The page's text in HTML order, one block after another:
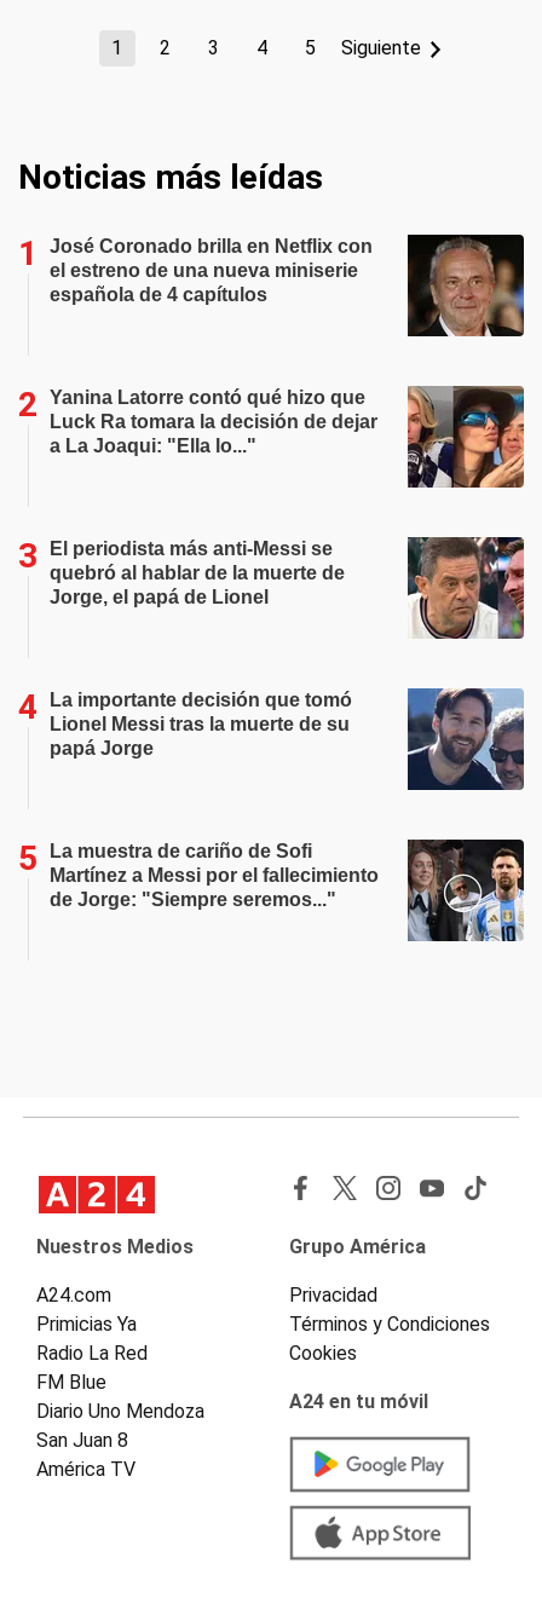
1 2 3 4 5 Siguiente
Noticias más leídas
José Coronado brilla en Netflix con
el estreno de una nueva miniserie
española de 4 capítulos
Yanina Latorre contó qué hizo que
Luck Ra tomara la decisión de dejar
a La Joaqui: "Ella lo..."
El periodista más anti-Messi se
quebró al hablar de la muerte de
Jorge, el papá de Lionel
La importante decisión que tomó
Lionel Messi tras la muerte de su
papá Jorge
La muestra de cariño de Sofi
Martínez a Messi por el fallecimiento
de Jorge: "Siempre seremos..."
Nuestros Medios
A24.com
Primicias Ya
Radio La Red
FM Blue
Diario Uno Mendoza
San Juan 8
América TV
Grupo América
Privacidad
Términos y Condiciones
Cookies
A24 en tu móvil